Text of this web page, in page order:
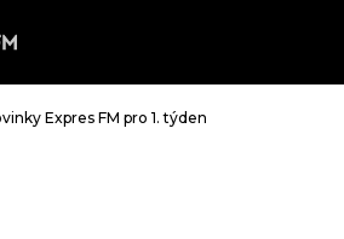
Expres FM pro 1. týden